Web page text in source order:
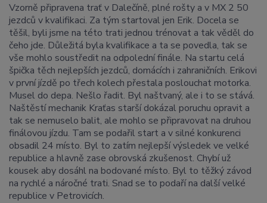
Vzorně připravena trať v Dalečíně, plné rošty a v MX 2 50
jezdců v kvalifikaci. Za tým startoval jen Erik. Docela se
těšil, byli jsme na této trati jednou trénovat a tak věděl do
čeho jde. Důležitá byla kvalifikace a ta se povedla, tak se
vše mohlo soustředit na odpolední finále. Na startu celá
špička těch nejlepších jezdců, domácích i zahraničních. Erikovi
v první jízdě po třech kolech přestala poslouchat motorka.
Musel do depa. Nešlo řadit. Byl naštvaný, ale i to se stává.
Naštěstí mechanik Kraťas starší dokázal poruchu opravit a
tak se nemuselo balit, ale mohlo se připravovat na druhou
finálovou jízdu. Tam se podařil start a v silné konkurenci
obsadil 24 místo. Byl to zatím nejlepší výsledek ve velké
republice a hlavně zase obrovská zkušenost. Chybí už
kousek aby dosáhl na bodované místo. Byl to těžký závod
na rychlé a náročné trati. Snad se to podaří na další velké
republice v Petrovicích.